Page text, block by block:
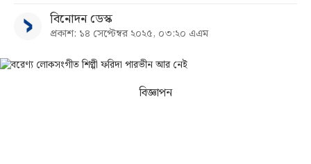
বিভাগ
আর্কাইভ
বিনোদন ডেস্ক
প্রকাশ: ১৪ সেপ্টেম্বর ২০২৫, ০৩:২০ এএম
বিজ্ঞাপন